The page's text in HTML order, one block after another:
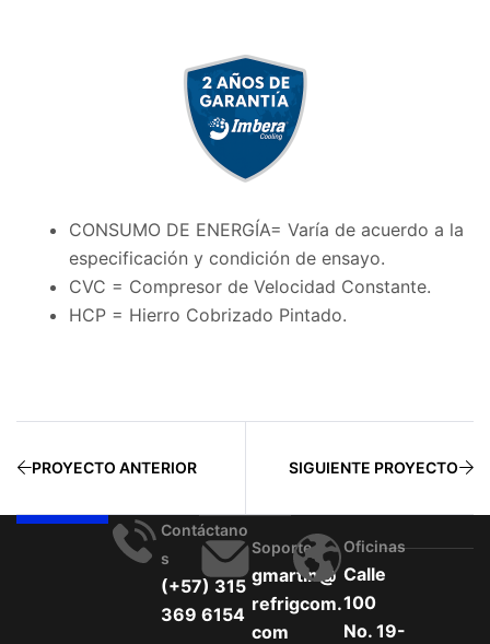
CONSUMO DE ENERGÍA= Varía de acuerdo a la
especificación y condición de ensayo.
CVC = Compresor de Velocidad Constante.
HCP = Hierro Cobrizado Pintado.
PROYECTO ANTERIOR SIGUIENTE PROYECTO
Contáctano
S
(+57) 315
369 6154
Soporte
gmartin@
refrigcom.
com
Oficinas
Calle
100
No. 19-